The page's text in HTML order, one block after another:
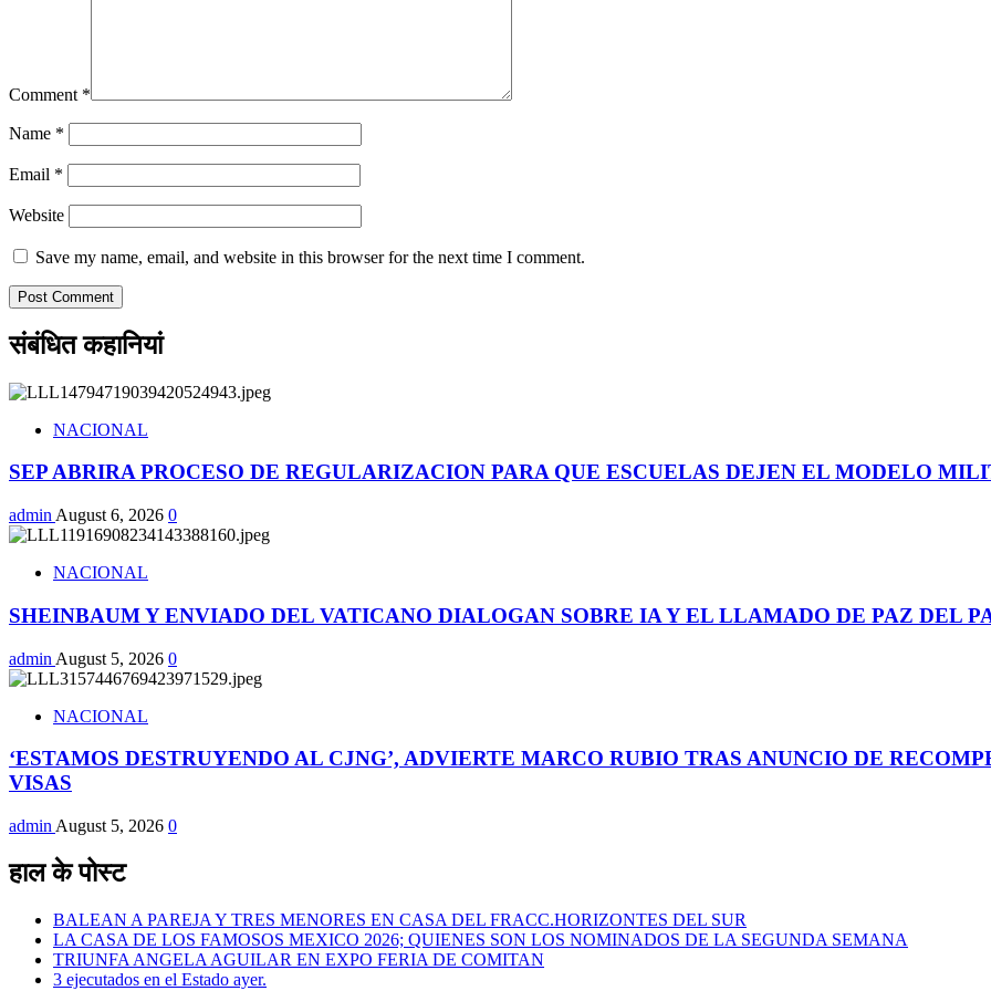
Comment *
Name *
Email *
Website
Save my name, email, and website in this browser for the next time I comment.
संबंधित कहानियां
NACIONAL
SEP ABRIRA PROCESO DE REGULARIZACION PARA QUE ESCUELAS DEJEN EL MODELO
admin August 6, 2026 0
NACIONAL
SHEINBAUM Y ENVIADO DEL VATICANO DIALOGAN SOBRE IA Y EL LLAMADO DE PAZ DEL
admin August 5, 2026 0
NACIONAL
‘ESTAMOS DESTRUYENDO AL CJNG’, ADVIERTE MARCO RUBIO TRAS ANUNCIO DE
VISAS
admin August 5, 2026 0
हाल के पोस्ट
BALEAN A PAREJA Y TRES MENORES EN CASA DEL FRACC.HORIZONTES DEL SUR
LA CASA DE LOS FAMOSOS MEXICO 2026; QUIENES SON LOS NOMINADOS DE LA SEGUNDA SEMANA
TRIUNFA ANGELA AGUILAR EN EXPO FERIA DE COMITAN
3 ejecutados en el Estado ayer.